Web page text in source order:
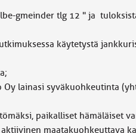
gmeinder tlg 12 " ja
käytetystä
(yhtiö
hämäläiset